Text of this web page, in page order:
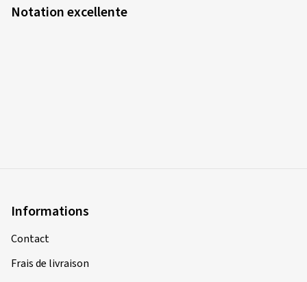
Notation excellente
Informations
Contact
Frais de livraison